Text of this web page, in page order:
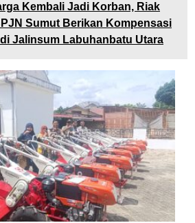
Kembali Jadi Korban, Riak
Sumut Berikan Kompensasi
Jalinsum Labuhanbatu Utara